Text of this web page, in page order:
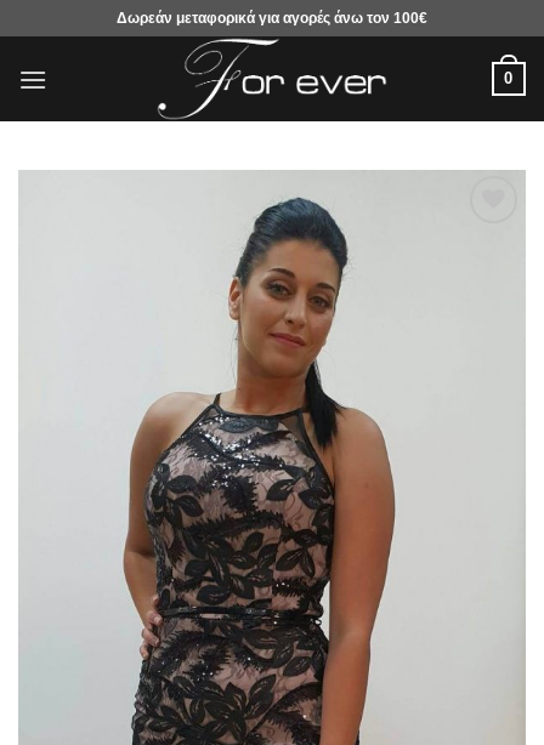
περιεχόμενο
Δωρεάν μεταφορικά για αγορές άνω τον 100€
0